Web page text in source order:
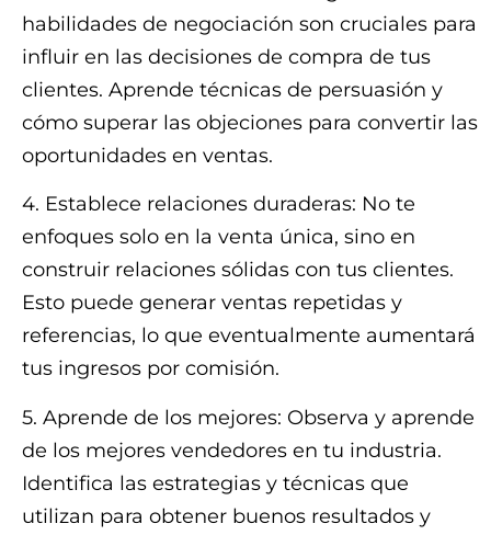
habilidades de negociación son cruciales para
influir en las decisiones de compra de tus
clientes. Aprende técnicas de persuasión y
cómo superar las objeciones para convertir las
oportunidades en ventas.
4. Establece relaciones duraderas: No te
enfoques solo en la venta única, sino en
construir relaciones sólidas con tus clientes.
Esto puede generar ventas repetidas y
referencias, lo que eventualmente aumentará
tus ingresos por comisión.
5. Aprende de los mejores: Observa y aprende
de los mejores vendedores en tu industria.
Identifica las estrategias y técnicas que
utilizan para obtener buenos resultados y